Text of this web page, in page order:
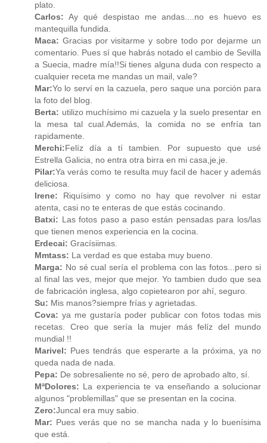
plato.
Carlos: Ay qué despistao me andas....no es huevo es
mantequilla fundida.
Maca: Gracias por visitarme y sobre todo por dejarme un
comentario. Pues sí que habrás notado el cambio de Sevilla
a Suecia, madre mía!!Si tienes alguna duda con respecto a
cualquier receta me mandas un mail, vale?
Mar:Yo lo serví en la cazuela, pero saque una porción para
la foto del blog.
Berta: utilizo muchísimo mi cazuela y la suelo presentar en
la mesa tal cual.Además, la comida no se enfría tan
rapidamente.
Merchi:Felíz día a tí tambien. Por supuesto que usé
Estrella Galicia, no entra otra birra en mi casa,je,je.
Pilar:Ya verás como te resulta muy facil de hacer y además
deliciosa.
Irene: Riquísimo y como no hay que revolver ni estar
atenta, casi no te enteras de que estás cocinando.
Batxi: Las fotos paso a paso están pensadas para los/las
que tienen menos experiencia en la cocina.
Erdecai: Gracísiimas.
Mmtass: La verdad es que estaba muy bueno.
Marga: No sé cual sería el problema con las fotos...pero si
al final las ves, mejor que mejor. Yo tambien dudo que sea
de fabricación inglesa, algo copietearon por ahí, seguro.
Su: Mis manos?siempre frías y agrietadas.
Cova: ya me gustaría poder publicar con fotos todas mis
recetas. Creo que sería la mujer más felíz del mundo
mundial !!
Marivel: Pues tendrás que esperarte a la próxima, ya no
queda nada de nada.
Pepa: De sobresaliente no sé, pero de aprobado alto, sí.
MªDolores: La experiencia te va enseñando a solucionar
algunos "problemillas" que se presentan en la cocina.
Zero:Juncal era muy sabio.
Mar: Pues verás que no se mancha nada y lo buenísima
que está.